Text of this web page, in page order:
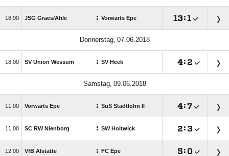
 JSG Graes/​Ahle : Vorwärts Epe : 
 
 SV Union Wessum : SV Heek : 
 
 Vorwärts Epe : SuS Stadtlohn II : 
 SC RW Nienborg : SW Holtwick : 
 VfB Alstätte : FC Epe : 